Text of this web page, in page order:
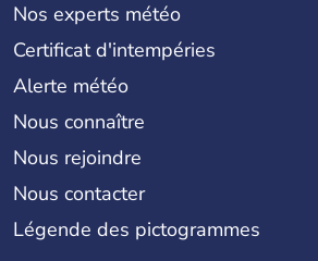
Nos experts météo
Certificat d'intempéries
Alerte météo
Nous connaître
Nous rejoindre
Nous contacter
Légende des pictogrammes